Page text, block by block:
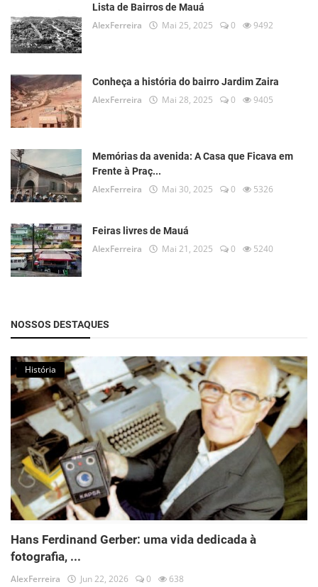
Lista de Bairros de Mauá
AlexFerreira Mai 25, 2025 0 9492
Conheça a história do bairro Jardim Zaira
AlexFerreira Mai 28, 2025 0 9405
Memórias da avenida: A Casa que Ficava em
Frente à Praç...
AlexFerreira Mai 30, 2025 0 5326
Feiras livres de Mauá
AlexFerreira Mai 21, 2025 0 5240
NOSSOS DESTAQUES
História
Hans Ferdinand Gerber: uma vida dedicada à
fotografia, ...
AlexFerreira Jun 22, 2026 0 638